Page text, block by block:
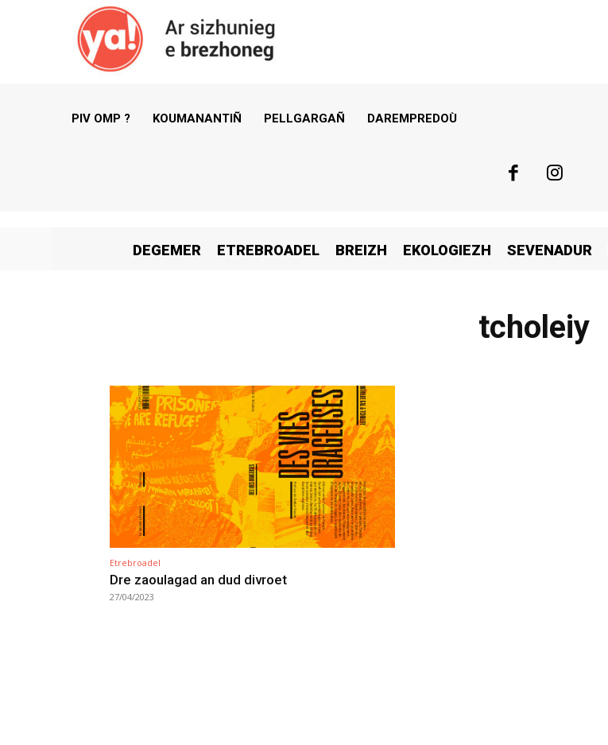
PIV OMP ? KOUMANANTIÑ PELLGARGAÑ DAREMPREDOÙ
DEGEMER ETREBROADEL BREIZH EKOLOGIEZH SEVENADUR
tcholeiy
Etrebroadel
Dre zaoulagad an dud divroet
27/04/2023